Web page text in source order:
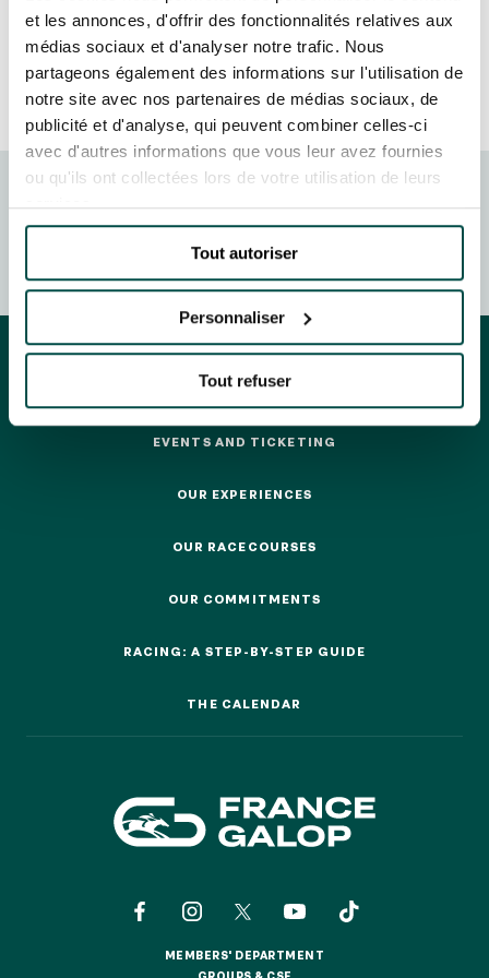
et les annonces, d'offrir des fonctionnalités relatives aux
médias sociaux et d'analyser notre trafic. Nous
partageons également des informations sur l'utilisation de
notre site avec nos partenaires de médias sociaux, de
publicité et d'analyse, qui peuvent combiner celles-ci
avec d'autres informations que vous leur avez fournies
ou qu'ils ont collectées lors de votre utilisation de leurs
services.
Tout autoriser
Personnaliser
Tout refuser
JEUXDI BY PARISLONGCHAMP
JEUXDI BY PARISLONGCHAMP
LA GARDEN PARTY - CYGAMES GRAND PRIX DE PARIS -
14TH JULY
LA GARDEN PARTY - CYGAMES GRAND PRIX DE PARIS -
14TH JULY
ALL OUR EVENTS
OFFERS, PASSES AND MEMBERSHIPS
SEASON TICKET OFFERS
ALL RACE DAYS
ALL RACE DAYS
WITH FRIENDS
AS A COUPLE
AS A COUPLE
CORPORATE EVENTS
FRANCE GALOP - COURSES
EVENTS AND TICKETING
OUR EXPERIENCES
OUR RACECOURSES
OUR COMMITMENTS
RACING: A STEP-BY-STEP GUIDE
THE CALENDAR
MEMBERS' DEPARTMENT
GROUPS & CSE